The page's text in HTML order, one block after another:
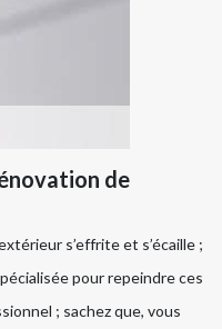
de
s’effrite et s’écaille ;
pour repeindre ces
; sachez que, vous